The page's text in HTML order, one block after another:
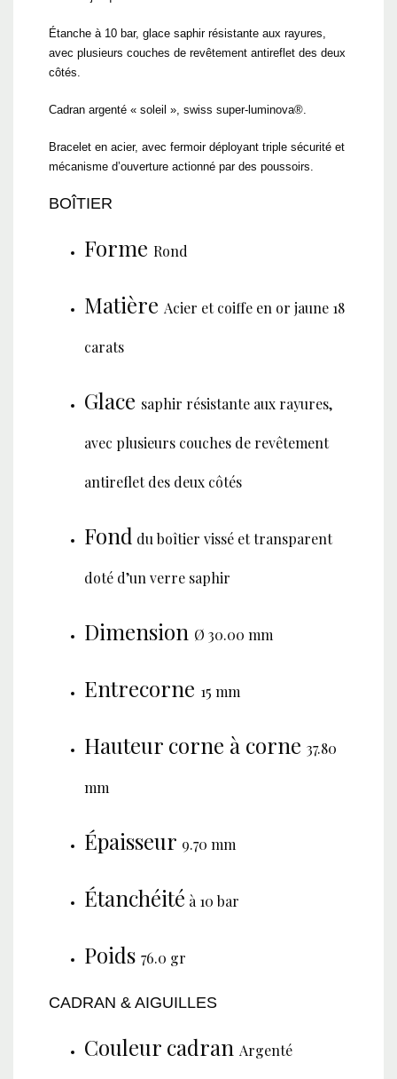
Étanche à 10 bar, glace saphir résistante aux rayures,
avec plusieurs couches de revêtement antireflet des deux
côtés.
Cadran argenté « soleil », swiss super-luminova®.
Bracelet en acier, avec fermoir déployant triple sécurité et
mécanisme d’ouverture actionné par des poussoirs.
BOÎTIER
Forme Rond
Matière Acier et coiffe en or jaune 18
carats
Glace saphir résistante aux rayures,
avec plusieurs couches de revêtement
antireflet des deux côtés
Fond du boîtier vissé et transparent
doté d’un verre saphir
Dimension Ø 30.00 mm
Entrecorne 15 mm
Hauteur corne à corne 37.80
mm
Épaisseur 9.70 mm
Étanchéité à 10 bar
Poids 76.0 gr
CADRAN & AIGUILLES
Couleur cadran Argenté